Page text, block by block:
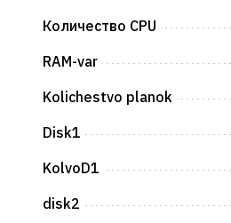
Количество CPU
RAM-var
Kolichestvo planok
Disk1
KolvoD1
disk2